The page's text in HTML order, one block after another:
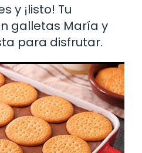
y ¡listo! Tu
galletas María y
para disfrutar.